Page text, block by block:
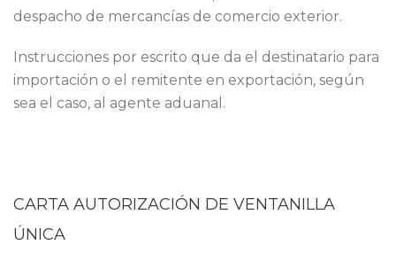
despacho de mercancías de comercio exterior.
Instrucciones por escrito que da el destinatario para
importación o el remitente en exportación, según
sea el caso, al agente aduanal.
CARTA AUTORIZACIÓN DE VENTANILLA
ÚNICA